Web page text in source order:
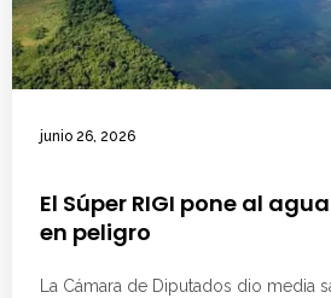
junio 26, 2026
El Súper RIGI pone al
en peligro
La Cámara de Diputados dio media